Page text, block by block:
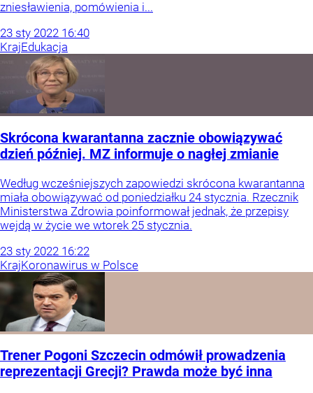
zniesławienia, pomówienia i...
23 sty 2022 16:40
KrajEdukacja
Skrócona kwarantanna zacznie obowiązywać
dzień później. MZ informuje o nagłej zmianie
Według wcześniejszych zapowiedzi skrócona kwarantanna
miała obowiązywać od poniedziałku 24 stycznia. Rzecznik
Ministerstwa Zdrowia poinformował jednak, że przepisy
wejdą w życie we wtorek 25 stycznia.
23 sty 2022 16:22
KrajKoronawirus w Polsce
Trener Pogoni Szczecin odmówił prowadzenia
reprezentacji Grecji? Prawda może być inna